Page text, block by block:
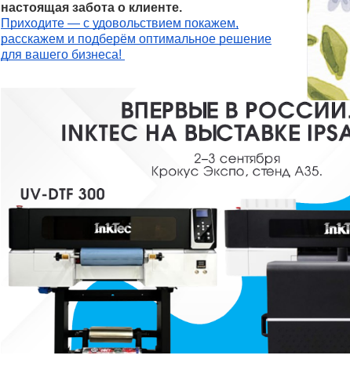
настоящая забота о клиенте.
Приходите — с удовольствием покажем,
расскажем и подберём оптимальное решение
для вашего бизнеса!